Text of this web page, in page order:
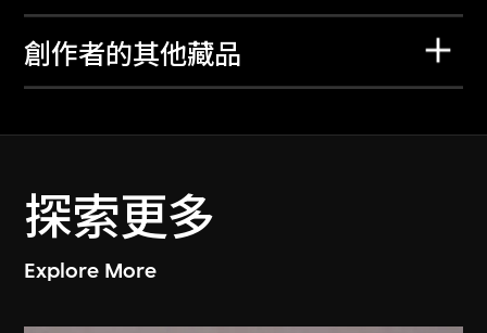
創作者的其他藏品
探索更多
Explore More